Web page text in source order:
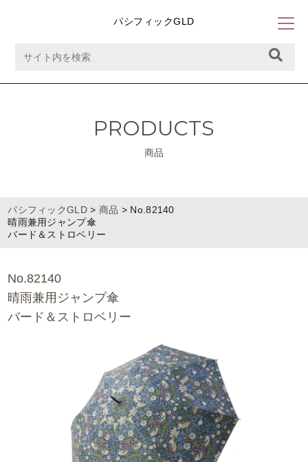
パシフィックGLD
PRODUCTS
商品
パシフィックGLD> 商品 > No.82140
晴雨兼用ジャンプ傘
バード＆ストロベリー
No.82140
晴雨兼用ジャンプ傘
バード＆ストロベリー